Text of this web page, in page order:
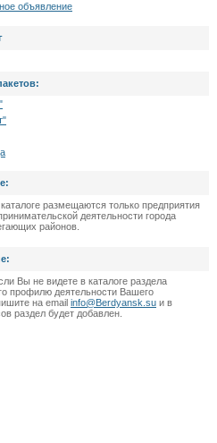
объявление
размещаются только предприятия
деятельности города
районов.
Вы не видете в каталоге раздела
профилю деятельности Вашего
на email info@Berdyansk.su и в
раздел будет добавлен.